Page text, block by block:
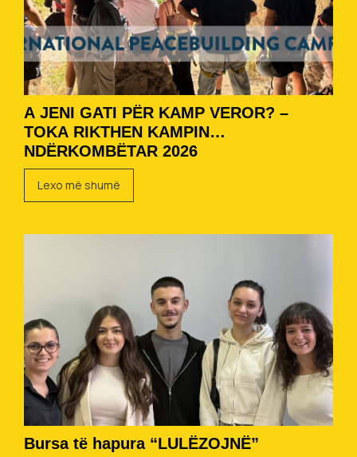
A JENI GATI PËR KAMP VEROR? –
TOKA RIKTHEN KAMPIN
NDËRKOMBËTAR 2026
Lexo më shumë
Bursa të hapura “LULËZOJNË”